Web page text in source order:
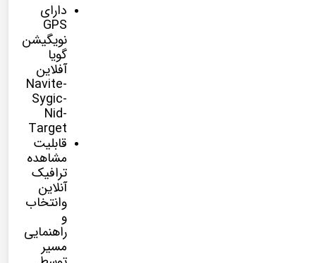
دارای
GPS
نویگیشن
گویا
آفلاین
Navite-
Sygic-
Nid-
Target
قابلیت
مشاهده
ترافیک
آنلاین
وانتخاب
و
راهنمایی
مسیر